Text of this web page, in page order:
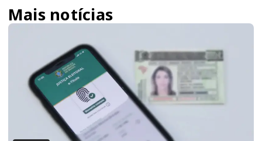
Mais notícias